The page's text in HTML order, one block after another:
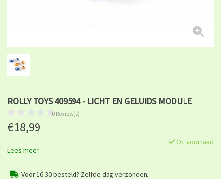
ROLLY TOYS 409594 - LICHT EN GELUIDS MODULE
0 Review(s)
€18,99
Op voorraad
Lees meer
Voor 16.30 besteld? Zelfde dag verzonden.